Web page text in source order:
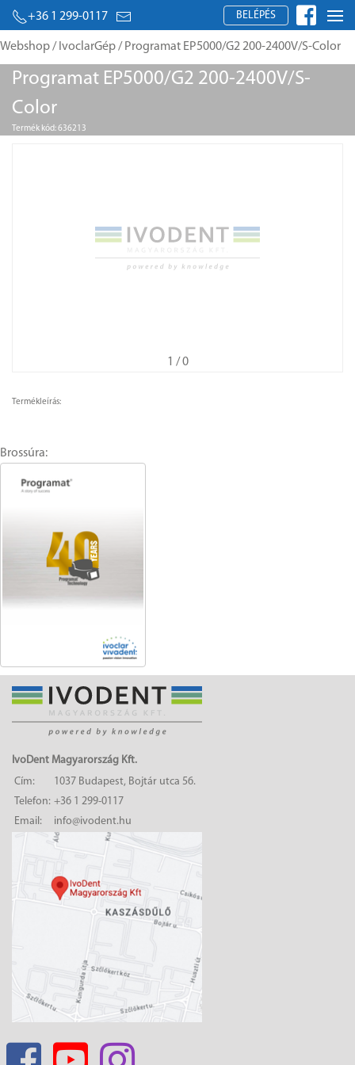
+36 1 299-0117 BELÉPÉS
Webshop/ IvoclarGép/ Programat EP5000/G2 200-2400V/S-Color
Programat EP5000/G2 200-2400V/S-
Color
Termék kód: 636213
1 / 0
Termékleírás:
Brossúra:
IvoDent Magyarország Kft.
Cím:
1037 Budapest, Bojtár utca 56.
Telefon: +36 1 299-0117
Email:
info@ivodent.hu